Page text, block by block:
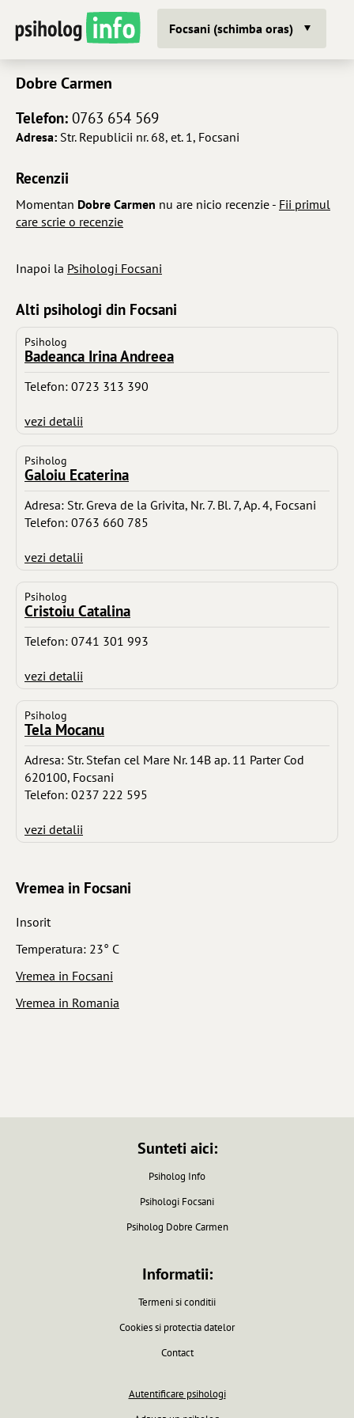
Focsani (schimba oras)
Dobre Carmen
Telefon: 0763 654 569
Adresa: Str. Republicii nr. 68, et. 1, Focsani
Recenzii
Momentan Dobre Carmen nu are nicio recenzie - Fii primul
care scrie o recenzie
Inapoi la Psihologi Focsani
Alti psihologi din Focsani
Psiholog
Badeanca Irina Andreea
Telefon: 0723 313 390
vezi detalii
Psiholog
Galoiu Ecaterina
Adresa: Str. Greva de la Grivita, Nr. 7. Bl. 7, Ap. 4, Focsani
Telefon: 0763 660 785
vezi detalii
Psiholog
Cristoiu Catalina
Telefon: 0741 301 993
vezi detalii
Psiholog
Tela Mocanu
Adresa: Str. Stefan cel Mare Nr. 14B ap. 11 Parter Cod
620100, Focsani
Telefon: 0237 222 595
vezi detalii
Vremea in Focsani
Insorit
Temperatura: 23° C
Vremea in Focsani
Vremea in Romania
Sunteti aici:
Psiholog Info
Psihologi Focsani
Psiholog Dobre Carmen
Informatii:
Termeni si conditii
Cookies si protectia datelor
Contact
Autentificare psihologi